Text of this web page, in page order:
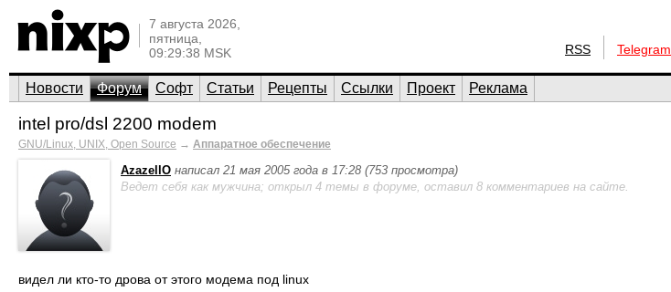
7 августа 2026,
пятница,
09:29:38 MSK
RSS Telegram
Новости Форум Софт Статьи Рецепты Ссылки Проект Реклама
intel pro/dsl 2200 modem
GNU/Linux, UNIX, Open Source → Аппаратное обеспечение
AzazellO написал 21 мая 2005 года в 17:28 (753 просмотра)
Ведет себя как мужчина; открыл 4 темы в форуме, оставил 8 комментариев на сайте.
видел ли кто-то дрова от этого модема под linux